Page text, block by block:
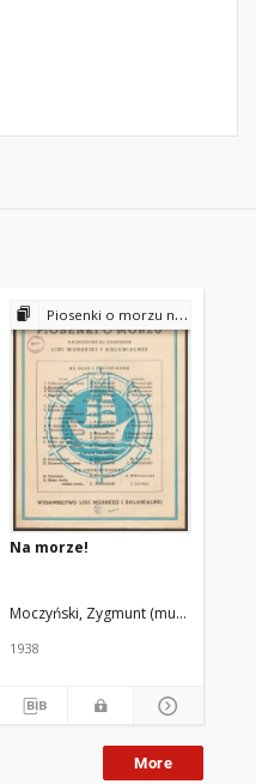
Makuszyński, Kornel (słowa)
Piosenki o morzu nagrodzone na konkursie Ligi Morskiej i Kolonialnej
Na morze!
Moczyński, Zygmunt (muzyka)
1938
More